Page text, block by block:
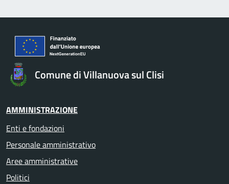
Comune di Villanuova sul Clisi
AMMINISTRAZIONE
Enti e fondazioni
Personale amministrativo
Aree amministrative
Politici